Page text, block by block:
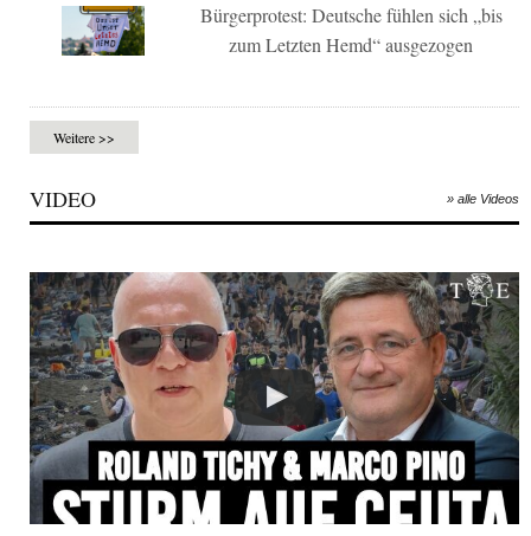
Bürgerprotest: Deutsche fühlen sich „bis
zum Letzten Hemd“ ausgezogen
Weitere >>
VIDEO » alle Videos